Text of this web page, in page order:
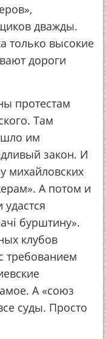
дважды.
только высокие
дороги
протестам
Там
им
закон. И
михайловских
А потом и
бурштину».
клубов
требованием
А «союз
суды. Просто